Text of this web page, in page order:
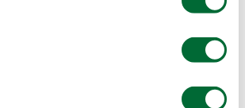
a mezőgazdasági gépek
üzemanyagból a szennyeződéseke...